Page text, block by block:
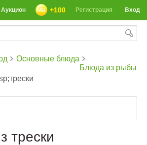
СЕГОДНЯ: 39142 РЕЦЕПТА
Вход
Регистрация
+100
Аукцион
Основные блюда
Блюда из рыбы
трески